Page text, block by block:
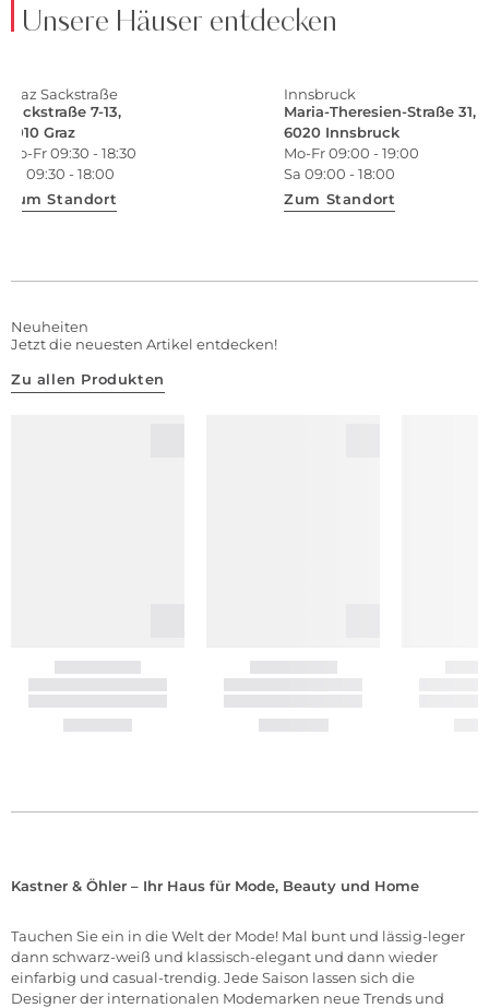
Unsere Häuser entdecken
Graz Sackstraße
Sackstraße 7-13,
8010 Graz
Mo-Fr 09:30 - 18:30
Sa 09:30 - 18:00
Zum Standort
Innsbruck
Maria-Theresien-Straße 31,
6020 Innsbruck
Mo-Fr 09:00 - 19:00
Sa 09:00 - 18:00
Zum Standort
Neuheiten
Jetzt die neuesten Artikel entdecken!
Zu allen Produkten
Kastner & Öhler – Ihr Haus für Mode, Beauty und Home
Tauchen Sie ein in die Welt der Mode! Mal bunt und lässig-leger
dann schwarz-weiß und klassisch-elegant und dann wieder
einfarbig und casual-trendig. Jede Saison lassen sich die
Designer der internationalen Modemarken neue Trends und